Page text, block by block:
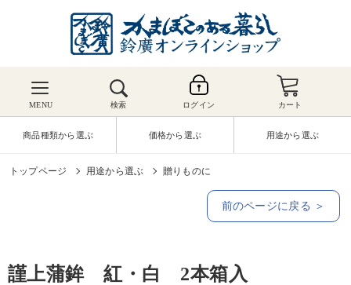
MENU 検索 ログイン カート
商品種類から選ぶ 価格から選ぶ 用途から選ぶ
トップページ 用途から選ぶ 贈りものに
前のページに戻る ＞
謹上蒲鉾 紅・白 2本箱入